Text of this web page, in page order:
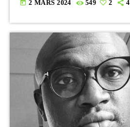
today 2 MARS 2024 549 2 4